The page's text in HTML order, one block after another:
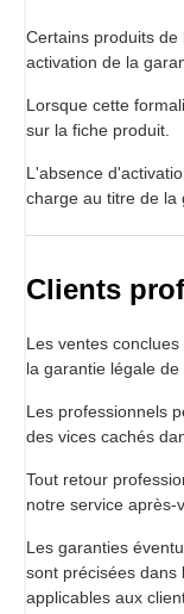
Certains produits
activation de la
Lorsque cette
sur la fiche produit.
L'absence
charge au titre de la
Clients
Les ventes
la garantie légale de
Les professionnels
des vices cachés
Tout retour
notre service après-
Les garanties
sont précisées dans
applicables aux